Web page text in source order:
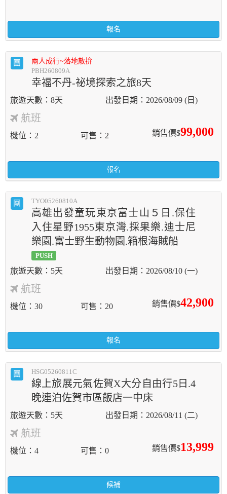
報名
團
兩人成行~落地散拚
PBH260809A
幸福不丹-祕境探索之旅8天
8天 2026/08/09 (日)
航班
銷售價$99,000
機位 2 可售 2
報名
團 TYO05260810A
高雄出發童玩東京富士山５日.保住
入住星野1955東京灣.採果樂.迪士尼
樂園.富士野生動物園.箱根海賊船
PUSH
5天 2026/08/10 (一)
航班
銷售價$42,900
機位 30 可售 20
報名
團 HSG05260811C
線上旅展元氣佐賀X大分自由行5日.4
晚連泊佐賀市區飯店一中床
5天 2026/08/11 (二)
航班
銷售價$13,999
機位 4 可售 0
候補